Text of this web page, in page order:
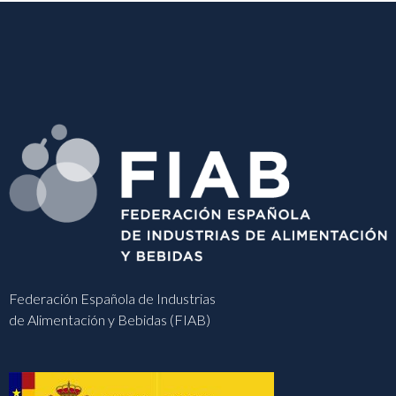
Federación Española de Industrias
de Alimentación y Bebidas (FIAB)